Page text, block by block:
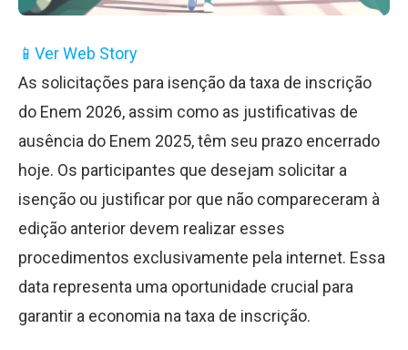
📱 Ver Web Story
As solicitações para isenção da taxa de inscrição
do Enem 2026, assim como as justificativas de
ausência do Enem 2025, têm seu prazo encerrado
hoje. Os participantes que desejam solicitar a
isenção ou justificar por que não compareceram à
edição anterior devem realizar esses
procedimentos exclusivamente pela internet. Essa
data representa uma oportunidade crucial para
garantir a economia na taxa de inscrição.